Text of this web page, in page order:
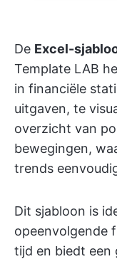
De Excel-
Template LAB
in financiële
uitgaven, te
overzicht van
bewegingen,
trends
Dit sjabloon is
opeenvolgende
tijd en biedt een